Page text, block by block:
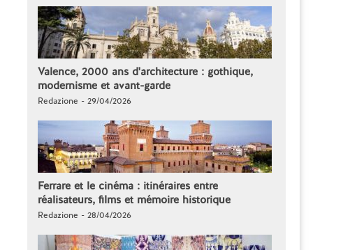
Valence, 2000 ans d'architecture : gothique,
modernisme et avant-garde
Redazione - 29/04/2026
Ferrare et le cinéma : itinéraires entre
réalisateurs, films et mémoire historique
Redazione - 28/04/2026